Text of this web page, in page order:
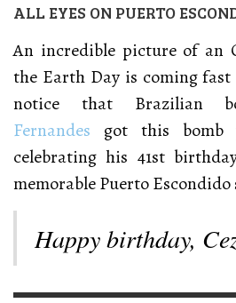
ALL EYES ON PUERTO
An incredible picture of an
the Earth Day is coming
notice that Brazilian
Fernandes got this bomb
celebrating his 41st
memorable Puerto Escondido
Happy birthday,